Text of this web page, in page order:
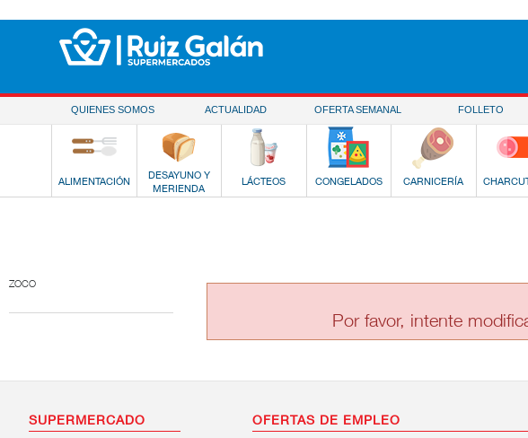
QUIENES SOMOS ACTUALIDAD OFERTA SEMANAL FOLLETO
ALIMENTACIÓN
DESAYUNO Y
MERIENDA
LÁCTEOS CONGELADOS CARNICERÍA
ZOCO
Por favor, intente
SUPERMERCADO OFERTAS DE EMPLEO